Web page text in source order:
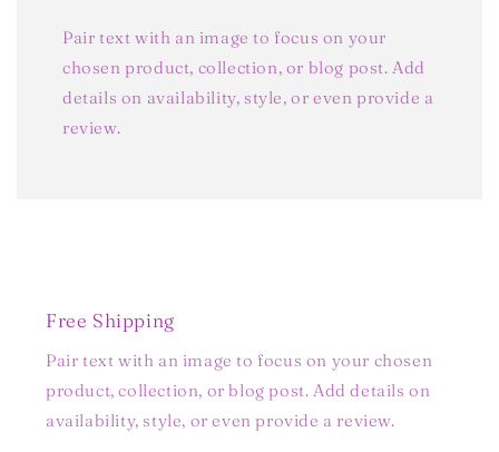
Pair text with an image to focus on your
chosen product, collection, or blog post. Add
details on availability, style, or even provide a
review.
Free Shipping
Pair text with an image to focus on your chosen
product, collection, or blog post. Add details on
availability, style, or even provide a review.